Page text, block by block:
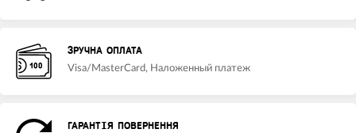
ЗРУЧНА ОПЛАТА
Visa/MasterCard, Наложенный платеж
ГАРАНТІЯ ПОВЕРНЕННЯ